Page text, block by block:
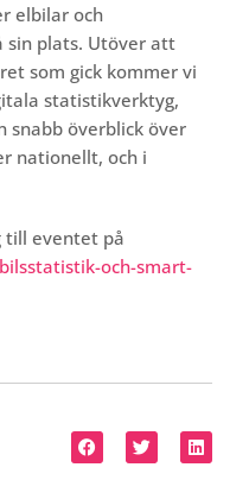
elbilar och
sin plats. Utöver att
som gick kommer vi
statistikverktyg,
snabb överblick över
nationellt, och i
till eventet på
och-smart-